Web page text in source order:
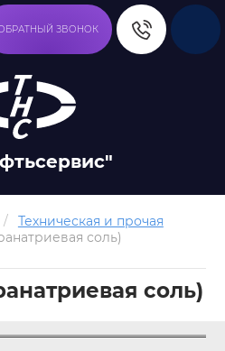
ЗВОНОК
/
Техническая и прочая
соль)
соль)